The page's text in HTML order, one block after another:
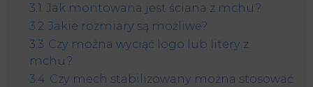
3.1 Jak montowana jest ściana z mchu?
3.2 Jakie rozmiary są możliwe?
3.3 Czy można wyciąć logo lub litery z
mchu?
3.4 Czy mech stabilizowany można stosować